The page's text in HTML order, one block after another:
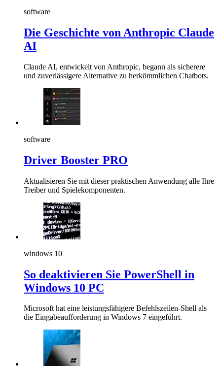
software
Die Geschichte von Anthropic Claude
AI
Claude AI, entwickelt von Anthropic, begann als sicherere
und zuverlässigere Alternative zu herkömmlichen Chatbots.
software
Driver Booster PRO
Aktualisieren Sie mit dieser praktischen Anwendung alle Ihre
Treiber und Spielekomponenten.
windows 10
So deaktivieren Sie PowerShell in
Windows 10 PC
Microsoft hat eine leistungsfähigere Befehlszeilen-Shell als
die Eingabeaufforderung in Windows 7 eingeführt.